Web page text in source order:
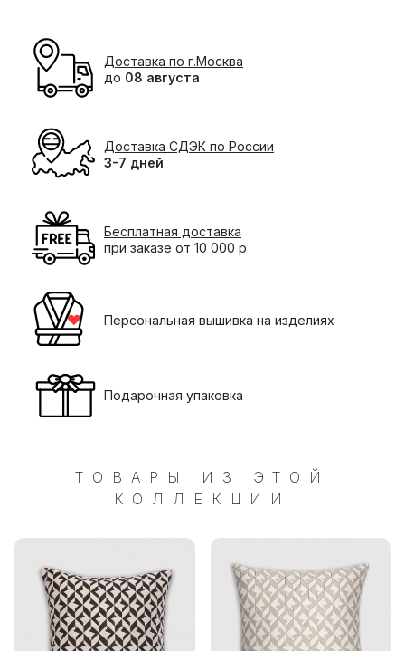
Доставка по г.Москва
до 08 августа
Доставка СДЭК по России
3-7 дней
Бесплатная доставка
при заказе от 10 000 р
Персональная вышивка на изделиях
Подарочная упаковка
ТОВАРЫ ИЗ ЭТОЙ
КОЛЛЕКЦИИ